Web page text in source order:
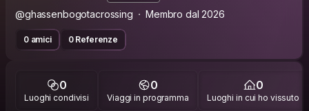
@ghassenbogotacrossing Membro dal 2026
0 amici 0 Referenze
0
Luoghi condivisi
0
Viaggi in programma
0
Luoghi in cui ho vissuto